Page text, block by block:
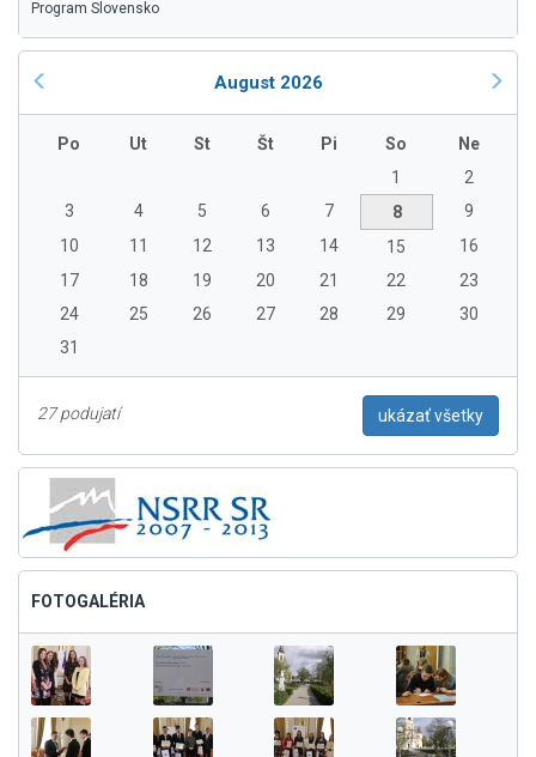
Program Slovensko
August 2026
Po Ut St Št Pi So
Ne
1
2
3
4 5 6 7 8
9
10
11 12 13 14 15
16
17
18 19 20 21 22
23
24
25 26 27 28 29
30
31
27 podujatí ukázať všetky
FOTOGALÉRIA